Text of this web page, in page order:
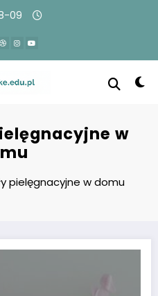
09
w
pielęgnacyjne w domu